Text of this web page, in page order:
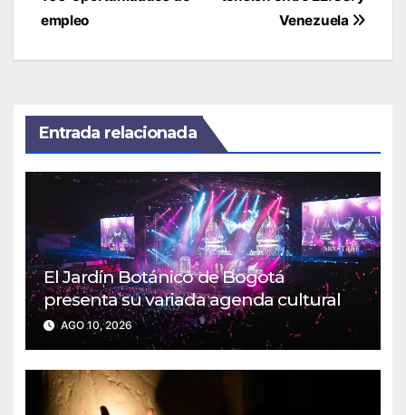
Venezuela
empleo
Entrada relacionada
El Jardín Botánico de Bogotá
presenta su variada agenda cultural
AGO 10, 2026